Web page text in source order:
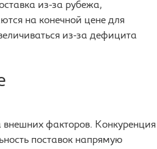
из-за рубежа,
на конечной цене для
из-за дефицита
внешних факторов. Конкуренция
поставок напрямую